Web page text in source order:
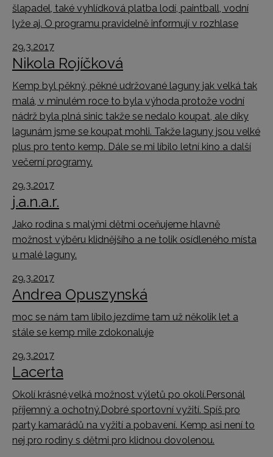
šlapadel, také vyhlídková platba lodí, paintball, vodní
lyže aj. O programu pravidelně informují v rozhlase
29.3.2017
Nikola Rojíčková
Kemp byl pěkný, pěkné udržované laguny jak velká tak
malá, v minulém roce to byla výhoda protože vodní
nádrž byla plná sinic takže se nedalo koupat, ale díky
lagunám jsme se koupat mohli. Takže laguny jsou velké
plus pro tento kemp. Dále se mi líbilo letní kino a další
večerní programy.
29.3.2017
j.a.n.a.r.
Jako rodina s malými dětmi oceňujeme hlavně
možnost výběru klidnějšího a ne tolik osídleného místa
u malé laguny.
29.3.2017
Andrea Opuszynská
moc se nám tam líbilo,jezdíme tam už několik let a
stále se kemp mile zdokonaluje
29.3.2017
Lacerta
Okolí krásné,velká možnost výletů po okolí.Personál
příjemný a ochotný.Dobré sportovní vyžití. Spíš pro
party kamarádů na vyžití a pobavení. Kemp asi není to
nej pro rodiny s dětmi pro klidnou dovolenou.